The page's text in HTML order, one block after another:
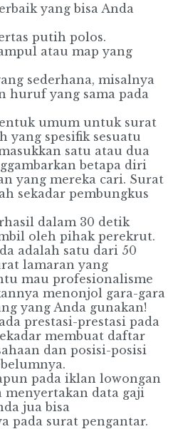
yang bisa Anda
putih polos.
atau map yang
sederhana, misalnya
huruf yang sama pada
umum untuk surat
yang spesifik sesuatu
satu atau dua
betapa diri
yang mereka cari. Surat
sekadar pembungkus
dalam 30 detik
oleh pihak perekrut.
adalah satu dari 50
lamaran yang
mau profesionalisme
menonjol gara-gara
yang Anda gunakan!
prestasi-prestasi pada
membuat daftar
dan posisi-posisi
pada iklan lowongan
menyertakan data gaji
jua bisa
pada surat pengantar.